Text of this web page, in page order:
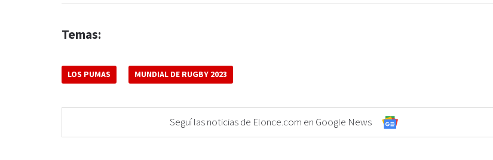
Temas:
LOS PUMAS MUNDIAL DE RUGBY 2023
Seguí las noticias de Elonce.com en Google News